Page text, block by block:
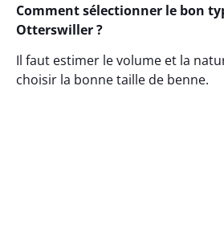
Comment sélectionner le bon
Otterswiller ?
Il faut estimer le volume et la
choisir la bonne taille de benne.